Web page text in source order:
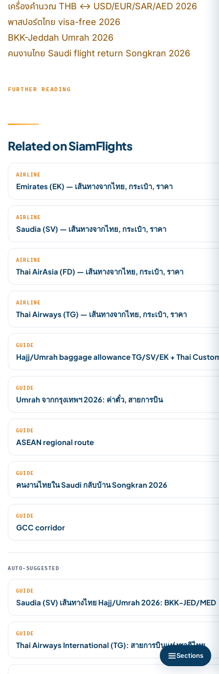
เครื่องคำนวณ THB ↔ USD/EUR/SAR/AED 2026
พาสปอร์ตไทย visa-free 2026
BKK-Jeddah Umrah 2026
คนงานไทย Saudi flight return Songkran 2026
FURTHER READING
Related on SiamFlights
AIRLINE
Emirates (EK) — เส้นทางจากไทย, กระเป๋า, ราคา
AIRLINE
Saudia (SV) — เส้นทางจากไทย, กระเป๋า, ราคา
AIRLINE
Thai AirAsia (FD) — เส้นทางจากไทย, กระเป๋า, ราคา
AIRLINE
Thai Airways (TG) — เส้นทางจากไทย, กระเป๋า, ราคา
GUIDE
Hajj/Umrah baggage allowance TG/SV/EK + Thai
GUIDE
Umrah จากกรุงเทพฯ 2026: ค่าตั๋ว, สายการบิน
GUIDE
ASEAN regional route
GUIDE
คนงานไทยใน Saudi กลับบ้าน Songkran 2026
GUIDE
GCC corridor
AUTO-SUGGESTED
GUIDE
Saudia (SV) เส้นทางไทย Hajj/Umrah 2026: BKK-JED/MED
GUIDE
Thai Airways International (TG): สายการบินแห่งชาติไทย
Sections